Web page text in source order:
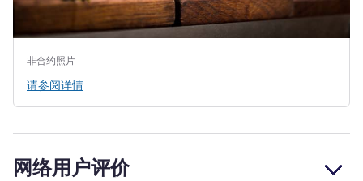
非合约照片
请参阅详情
网络用户评价